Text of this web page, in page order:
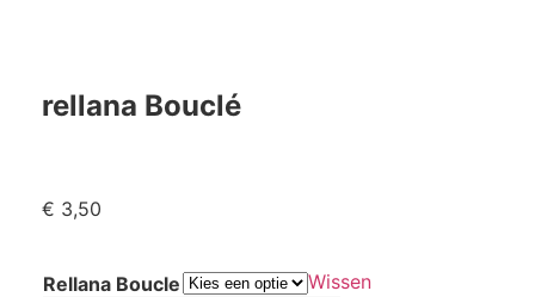
rellana Bouclé
€ 3,50
Rellana Boucle Wissen